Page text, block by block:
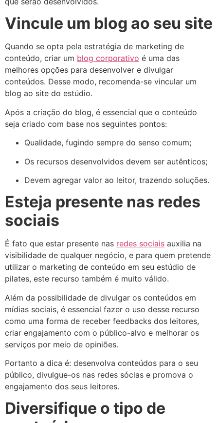
Vincule um blog ao seu site
Quando se opta pela estratégia de marketing de
conteúdo, criar um blog corporativo é uma das
melhores opções para desenvolver e divulgar
conteúdos. Desse modo, recomenda-se vincular um
blog ao site do estúdio.
Após a criação do blog, é essencial que o conteúdo
seja criado com base nos seguintes pontos:
Qualidade, fugindo sempre do senso comum;
Os recursos desenvolvidos devem ser autênticos;
Devem agregar valor ao leitor, trazendo soluções.
Esteja presente nas redes
sociais
É fato que estar presente nas redes sociais auxilia na
visibilidade de qualquer negócio, e para quem pretende
utilizar o marketing de conteúdo em seu estúdio de
pilates, este recurso também é muito válido.
Além da possibilidade de divulgar os conteúdos em
mídias sociais, é essencial fazer o uso desse recurso
como uma forma de receber feedbacks dos leitores,
criar engajamento com o público-alvo e melhorar os
serviços por meio de opiniões.
Portanto a dica é: desenvolva conteúdos para o seu
público, divulgue-os nas redes sócias e promova o
engajamento dos seus leitores.
Diversifique o tipo de